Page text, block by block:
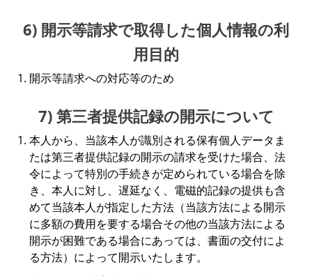
6) 開示等請求で取得した個人情報の利
用目的
開示等請求への対応等のため
7) 第三者提供記録の開示について
本人から、当該本人が識別される保有個人データま
たは第三者提供記録の開示の請求を受けた場合、法
令によって特別の手続きが定められている場合を除
き、本人に対し、遅延なく、電磁的記録の提供も含
めて当該本人が指定した方法（当該方法による開示
に多額の費用を要する場合その他の当該方法による
開示が困難である場合にあっては、書面の交付によ
る方法）によって開示いたします。